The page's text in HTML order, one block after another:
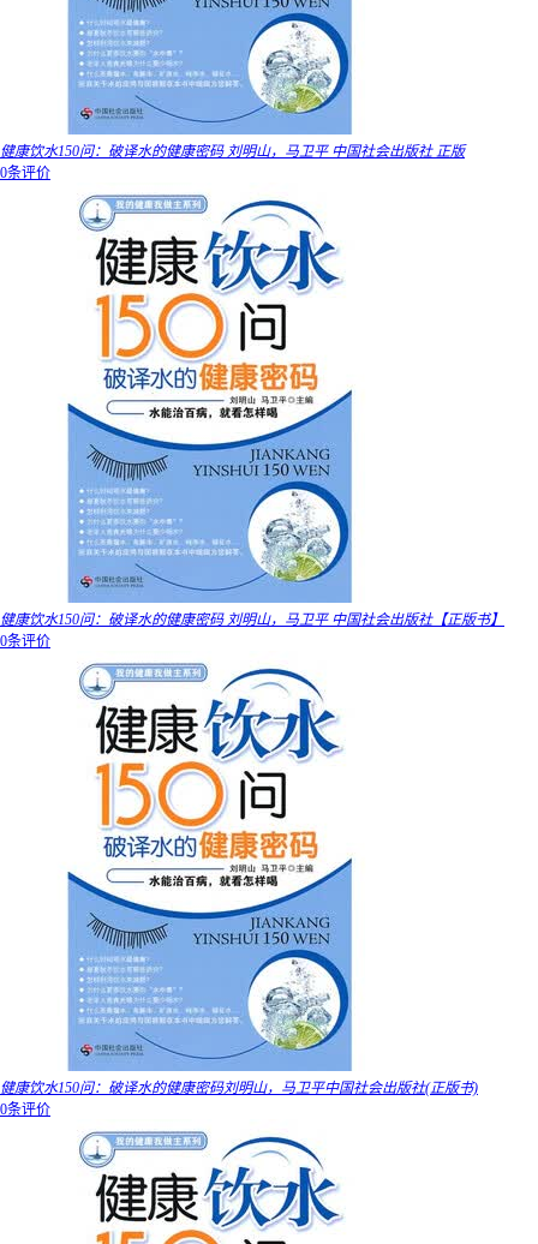
健康饮水150问：破译水的健康密码 刘明山，马卫平 中国社会出版社 正版
0条评价
健康饮水150问：破译水的健康密码 刘明山，马卫平 中国社会出版社【正版书】
0条评价
健康饮水150问：破译水的健康密码刘明山，马卫平中国社会出版社(正版书)
0条评价